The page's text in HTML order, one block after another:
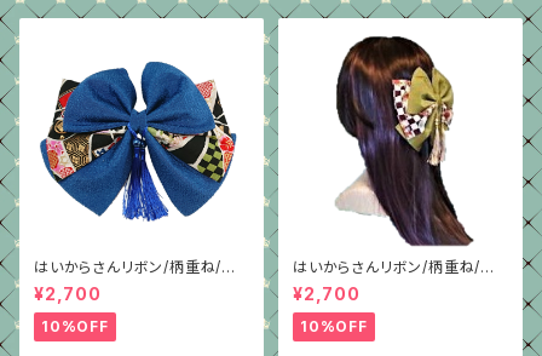
はいからさんリボン/柄重ね/青
ちりめん
¥2,700
10%OFF
はいからさんリボン/柄重ね/抹
茶グリーン/4種/ちりめん
¥2,700
10%OFF